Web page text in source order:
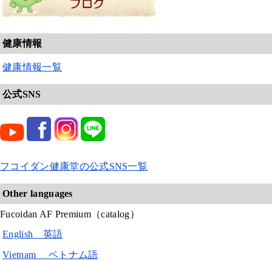
健康情報
健康情報一覧
公式SNS
フコイダン健康堂の公式SNS一覧
Other languages
Fucoidan AF Premium（catalog）
English 英語
Vietnam ベトナム語